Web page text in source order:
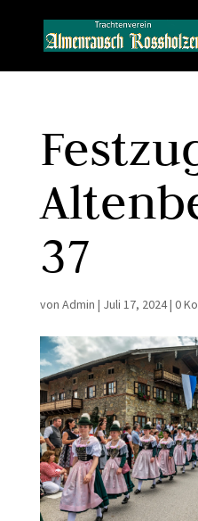
37
von Admin | Juli 17, 2024| 0